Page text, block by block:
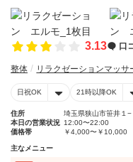
3.13 口
整体 リラクゼーションマッサ
日祝OK 21時以降OK
住所
埼玉県狭山市笹井１
本日の営業状況 12:00〜22:00
価格帯
￥4,000〜￥10,000
主なメニュー